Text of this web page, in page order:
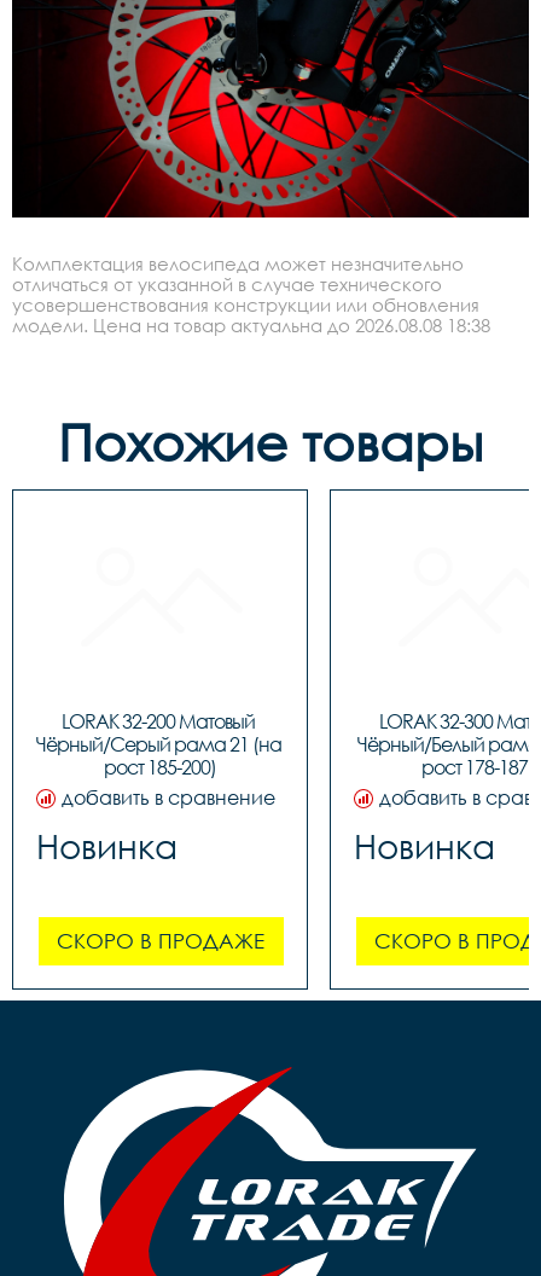
Комплектация велосипеда может незначительно
отличаться от указанной в случае технического
усовершенствования конструкции или обновления
модели. Цена на товар актуальна до 2026.08.08 18:38
Похожие товары
LORAK 32-200 Матовый
Чёрный/Серый рама 21 (на
рост 185-200)
добавить в сравнение
Новинка
СКОРО В ПРОДАЖЕ
LORAK 32-300
Чёрный/Белый рама
рост 178-187)
добавить в
Новинка
СКОРО В